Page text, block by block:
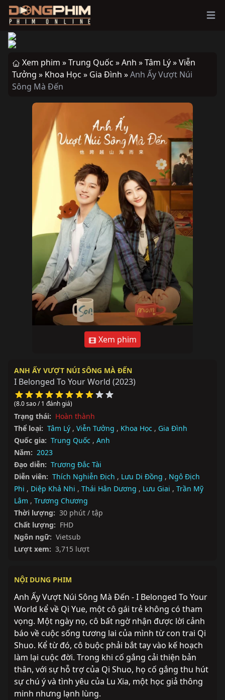
Xem phim »Trung Quốc »Anh »Tâm Lý »Viễn
Tưởng » Khoa Học » Gia Đình »Anh Ấy Vượt Núi
Sông Mà Đến
Xem phim
ANH ẤY VƯỢT NÚI SÔNG MÀ ĐẾN
I Belonged To Your World (2023)
(8.0 sao / 1 đánh giá)
Trạng thái: Hoàn thành
Thể loại: Tâm Lý , Viễn Tưởng , Khoa Học , Gia Đình
Quốc gia: Trung Quốc , Anh
Năm: 2023
Đạo diễn: Trương Đắc Tài
Diễn viên: Thích Nghiễn Địch , Lưu Di Đồng , Ngô Địch
Phi , Diệp Khả Nhi , Thái Hân Dương , Lưu Giai , Trần Mỹ
Lâm , Trương Chương
Thời lượng: 30 phút / tập
Chất lượng: FHD
Ngôn ngữ: Vietsub
Lượt xem: 3,715 lượt
NỘI DUNG PHIM
Anh Ấy Vượt Núi Sông Mà Đến - I Belonged To Your
World kể về Qi Yue, một cô gái trẻ không có tham
vọng. Một ngày nọ, cô bất ngờ nhận được lời cảnh
báo về cuộc sống tương lai của mình từ con trai Qi
Shuo. Kể từ đó, cô buộc phải bắt tay vào kế hoạch
làm lại cuộc đời. Trong khi cố gắng cải thiện bản
thân, với sự hỗ trợ của Qi Shuo, họ cố gắng thu hút
sự chú ý và tình yêu của Lu Xia, một học giả thông
minh nhưng lạnh lùng.